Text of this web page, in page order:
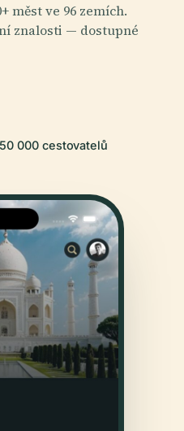
měst ve 96 zemích.
znalosti — dostupné
000 cestovatelů